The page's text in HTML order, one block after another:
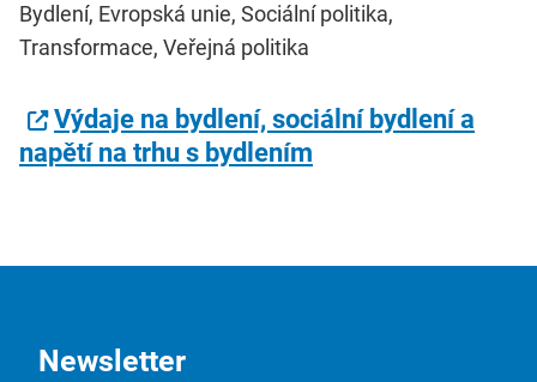
Bydlení, Evropská unie, Sociální politika,
Transformace, Veřejná politika
Výdaje na bydlení, sociální bydlení a
napětí na trhu s bydlením
Newsletter